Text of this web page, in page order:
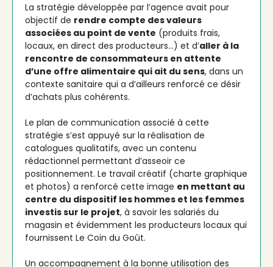
La stratégie développée par l’agence avait pour
objectif de rendre compte des valeurs
associées au point de vente (produits frais,
locaux, en direct des producteurs…) et d’aller à la
rencontre de consommateurs en attente
d’une offre alimentaire qui ait du sens, dans un
contexte sanitaire qui a d’ailleurs renforcé ce désir
d’achats plus cohérents.
Le plan de communication associé à cette
stratégie s’est appuyé sur la réalisation de
catalogues qualitatifs, avec un contenu
rédactionnel permettant d’asseoir ce
positionnement. Le travail créatif (charte graphique
et photos) a renforcé cette image en mettant au
centre du dispositif les hommes et les femmes
investis sur le projet, à savoir les salariés du
magasin et évidemment les producteurs locaux qui
fournissent Le Coin du Goût.
Un accompagnement à la bonne utilisation des